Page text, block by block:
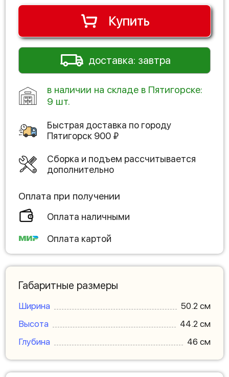
Купить
доставка: завтра
в наличии на складе в Пятигорске:
9 шт.
Быстрая доставка по городу
Пятигорск 900 ₽
Сборка и подъем рассчитывается
дополнительно
Оплата при получении
Оплата наличными
Оплата картой
Габаритные размеры
Ширина
50.2 см
Высота
44.2 см
Глубина
46 см